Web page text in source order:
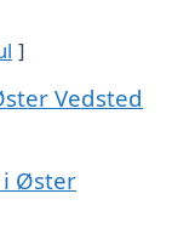
Vedsted
i Øster